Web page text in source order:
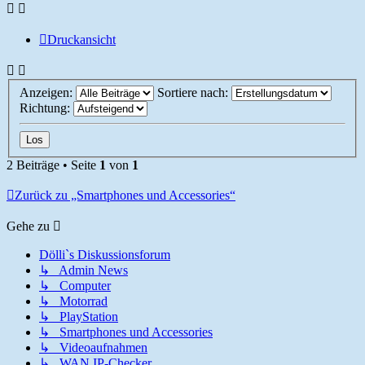
Druckansicht
Anzeigen:
Sortiere nach:
Richtung:
2 Beiträge • Seite 1 von 1
Zurück zu „Smartphones und Accessories“
Gehe zu
Dölli`s Diskussionsforum
↳ Admin News
↳ Computer
↳ Motorrad
↳ PlayStation
↳ Smartphones und Accessories
↳ Videoaufnahmen